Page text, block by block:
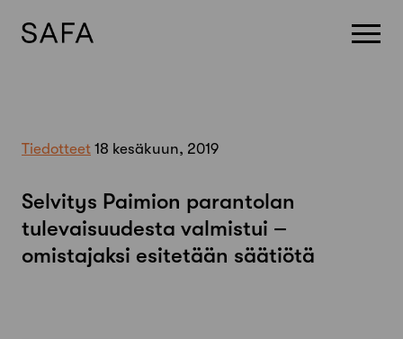
Tiedotteet 18 kesäkuun, 2019
Selvitys Paimion parantolan
tulevaisuudesta valmistui –
omistajaksi esitetään säätiötä